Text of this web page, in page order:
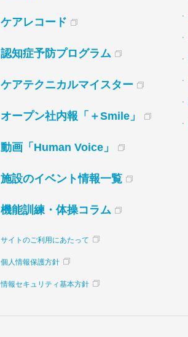
ケアレコード
認知症予防プログラム
ケアテクニカルマイスター
オープン社内報「＋Smile」
動画「Human Voice」
施設のイベント情報一覧
機能訓練・体操コラム
サイトのご利用にあたって
個人情報保護方針
情報セキュリティ基本方針